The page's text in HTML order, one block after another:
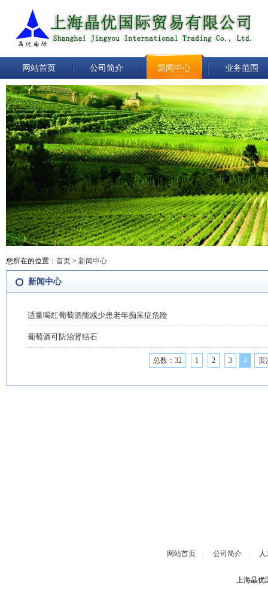
网站首页 公司简介 新闻中心 业务范围
您所在的位置： 首页 > 新闻中心
新闻中心
适量喝红葡萄酒能减少患老年痴呆症危险
葡萄酒可防治肾结石
总数：32 1 2 3 4 页
网站首页| 公司简介|
上海晶